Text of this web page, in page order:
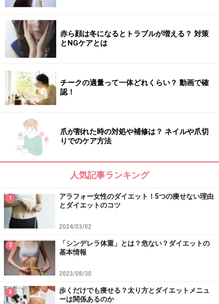
赤ら顔は冬になるとトラブルが増える？ 対策
とNGケアとは
チークの適量って一体どれくらい？ 動画で確
認！
爪が割れた時の対処や補修は？ ネイルや爪切
りでのケア方法
人気記事ランキング
1
アラフォー女性のダイエット！5つの痩せない理由
とダイエットのコツ
2024/03/02
2
「シンデレラ体重」とは？危ない？ダイエットの
基本情報
2023/08/30
3
歩くだけでも痩せる？太り方とダイエットメニュ
ーは関係あるのか